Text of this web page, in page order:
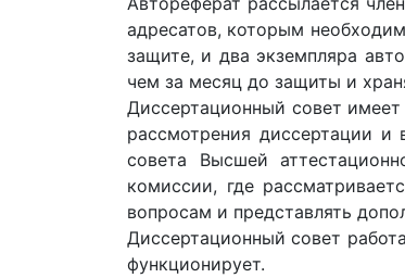
адресатов, которым
защите, и два экземпляра
чем за месяц до защиты и
Диссертационный совет
рассмотрения диссертации и
совета Высшей
комиссии, где
вопросам и представлять
Диссертационный совет
функционирует.